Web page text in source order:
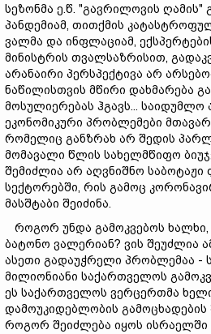
სეზონმა ე.წ. "გავრილოვის ღამის"
პანდემიამ, თითქმის
ვალმა და ინფლაციამ,
მინისტრის თვალსაზრისით,
არანაირი პერსპექტივა არ
ნაწილისთვის მწირი დახმარება
მოსულიერებას ჰგავს... საიდუმლო
ეკონომიკური პრობლემები
რომელიც განზრახ არ შედის
მომავალი წლის სახელმწიფო
შემიძლია არ აღვნიშნო საბოტაჟი
სექტორებში, რის გამოც
მასშტაბი შეიძინა.
როგორ უნდა გამოკვებოს
ბატონო ვალერიან? ვის შეუძლია
ასეთი გადაუჭრელი პრობლემაა -
მილიონიანი საქართველოს
ეს საქართველოს ვერცერთმა
დამოუკიდებლობის გამოცხადების
როგორ შეიძლება იყოს ისრაელში